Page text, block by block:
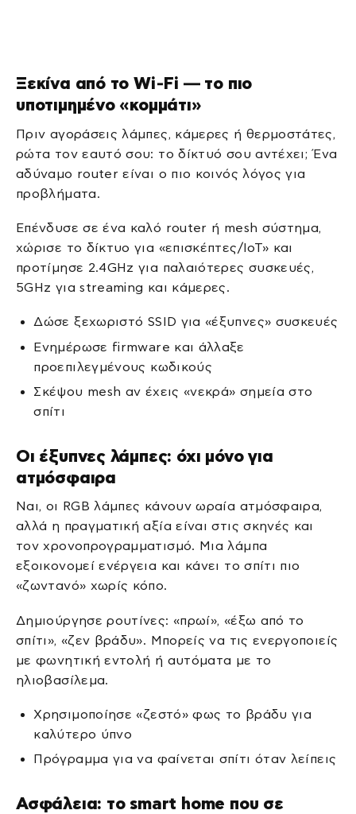
Ξεκίνα από το Wi‑Fi — το πιο
υποτιμημένο «κομμάτι»
Πριν αγοράσεις λάμπες, κάμερες ή θερμοστάτες,
ρώτα τον εαυτό σου: το δίκτυό σου αντέχει; Ένα
αδύναμο router είναι ο πιο κοινός λόγος για
προβλήματα.
Επένδυσε σε ένα καλό router ή mesh σύστημα,
χώρισε το δίκτυο για «επισκέπτες/IoT» και
προτίμησε 2.4GHz για παλαιότερες συσκευές,
5GHz για streaming και κάμερες.
Δώσε ξεχωριστό SSID για «έξυπνες» συσκευές
Ενημέρωσε firmware και άλλαξε
προεπιλεγμένους κωδικούς
Σκέψου mesh αν έχεις «νεκρά» σημεία στο
σπίτι
Οι έξυπνες λάμπες: όχι μόνο για
ατμόσφαιρα
Ναι, οι RGB λάμπες κάνουν ωραία ατμόσφαιρα,
αλλά η πραγματική αξία είναι στις σκηνές και
τον χρονοπρογραμματισμό. Μια λάμπα
εξοικονομεί ενέργεια και κάνει το σπίτι πιο
«ζωντανό» χωρίς κόπο.
Δημιούργησε ρουτίνες: «πρωί», «έξω από το
σπίτι», «ζεν βράδυ». Μπορείς να τις ενεργοποιείς
με φωνητική εντολή ή αυτόματα με το
ηλιοβασίλεμα.
Χρησιμοποίησε «ζεστό» φως το βράδυ για
καλύτερο ύπνο
Πρόγραμμα για να φαίνεται σπίτι όταν λείπεις
Ασφάλεια: το smart home που σε